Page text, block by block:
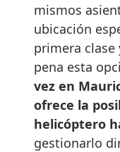
mismos
ubicación
primera clase
pena esta
vez en
ofrece la
helicóptero
gestionarlo